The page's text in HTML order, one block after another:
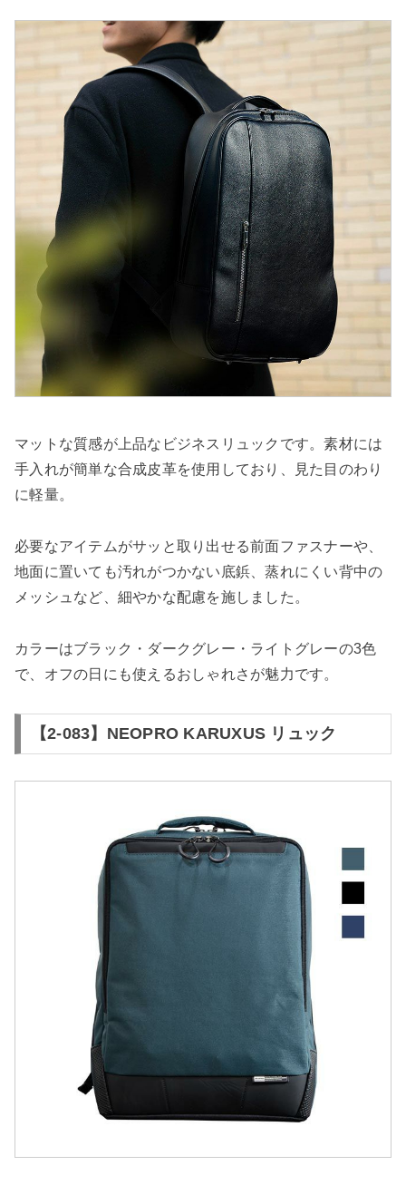
マットな質感が上品なビジネスリュックです。素材には
手入れが簡単な合成皮革を使用しており、見た目のわり
に軽量。
必要なアイテムがサッと取り出せる前面ファスナーや、
地面に置いても汚れがつかない底鋲、蒸れにくい背中の
メッシュなど、細やかな配慮を施しました。
カラーはブラック・ダークグレー・ライトグレーの3色
で、オフの日にも使えるおしゃれさが魅力です。
【2-083】NEOPRO KARUXUS リュック